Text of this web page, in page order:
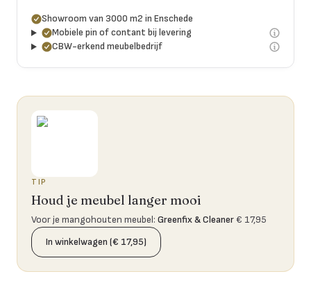
Showroom van 3000 m2 in Enschede
Mobiele pin of contant bij levering
CBW-erkend meubelbedrijf
TIP
Houd je meubel langer mooi
Voor je mangohouten meubel: Greenfix & Cleaner€ 17,95
In winkelwagen (€ 17,95)